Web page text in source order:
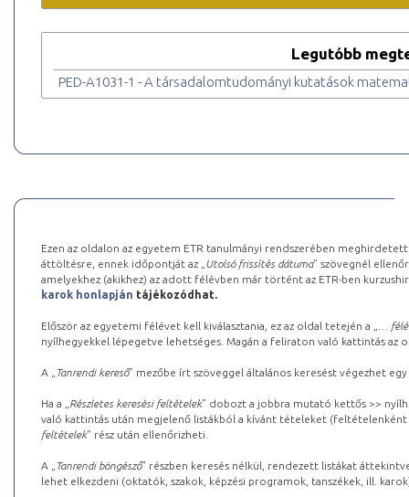
Legutóbb
PED-A1031-1 - A társadalomtudományi kutatások
Ezen az oldalon az egyetem ETR tanulmányi rendszerében
áttöltésre, ennek időpontját az „ Utolsó frissítés dátuma” szövegnél
amelyekhez (akikhez) az adott félévben már történt az ETR-ben
karok honlapján tájékozódhat.
Először az egyetemi félévet kell kiválasztania, ez az oldal tetején a „
…
nyílhegyekkel lépegetve lehetséges. Magán a feliraton való kattintás az
A „ Tanrendi kereső” mezőbe írt szöveggel általános keresést végezhet
Ha a „ Részletes keresési feltételek” dobozt a jobbra mutató kettős >>
való kattintás után megjelenő listákból a kívánt tételeket (feltételenként
feltételek” rész után ellenőrizheti.
A „ Tanrendi böngésző” részben keresés nélkül, rendezett listákat
lehet elkezdeni (oktatók, szakok, képzési programok, tanszékek, ill.